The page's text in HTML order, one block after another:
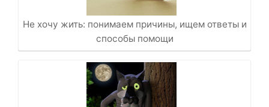
Не хочу жить: понимаем причины, ищем ответы и
способы помощи